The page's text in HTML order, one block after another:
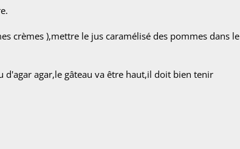
crèmes ),mettre le jus caramélisé des pommes dans le
agar,le gâteau va être haut,il doit bien tenir